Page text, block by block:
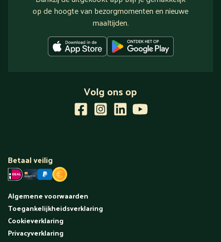
op de hoogte van bezorgmomenten en nieuwe
maaltijden.
Volg ons op
Betaal veilig
Algemene voorwaarden
Toegankelijkheidsverklaring
Cookieverklaring
Privacyverklaring